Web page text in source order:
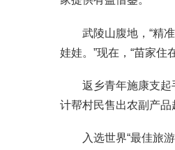
武陵山腹地，“精准
娃娃。”现在，“苗家
返乡青年施康支起手
计帮村民售出农副产品
入选世界“最佳旅游